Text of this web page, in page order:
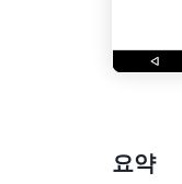
요약